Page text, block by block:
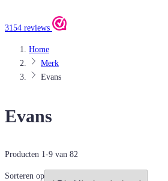
3154 reviews
Home
Merk
Evans
Evans
Producten 1-9 van 82
Sorteren op